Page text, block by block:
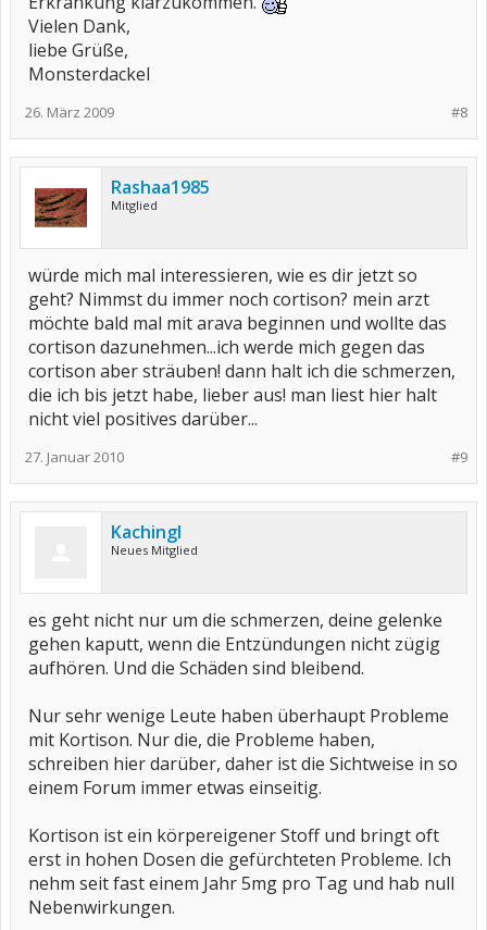
Vielen Dank,
liebe Grüße,
Monsterdackel
#8
26. März 2009
Rashaa1985
Mitglied
würde mich mal interessieren, wie es dir jetzt so
geht? Nimmst du immer noch cortison? mein arzt
möchte bald mal mit arava beginnen und wollte das
cortison dazunehmen...ich werde mich gegen das
cortison aber sträuben! dann halt ich die schmerzen,
die ich bis jetzt habe, lieber aus! man liest hier halt
nicht viel positives darüber...
#9
27. Januar 2010
Kachingl
Neues Mitglied
es geht nicht nur um die schmerzen, deine gelenke
gehen kaputt, wenn die Entzündungen nicht zügig
aufhören. Und die Schäden sind bleibend.
Nur sehr wenige Leute haben überhaupt Probleme
mit Kortison. Nur die, die Probleme haben,
schreiben hier darüber, daher ist die Sichtweise in so
einem Forum immer etwas einseitig.
Kortison ist ein körpereigener Stoff und bringt oft
erst in hohen Dosen die gefürchteten Probleme. Ich
nehm seit fast einem Jahr 5mg pro Tag und hab null
Nebenwirkungen.